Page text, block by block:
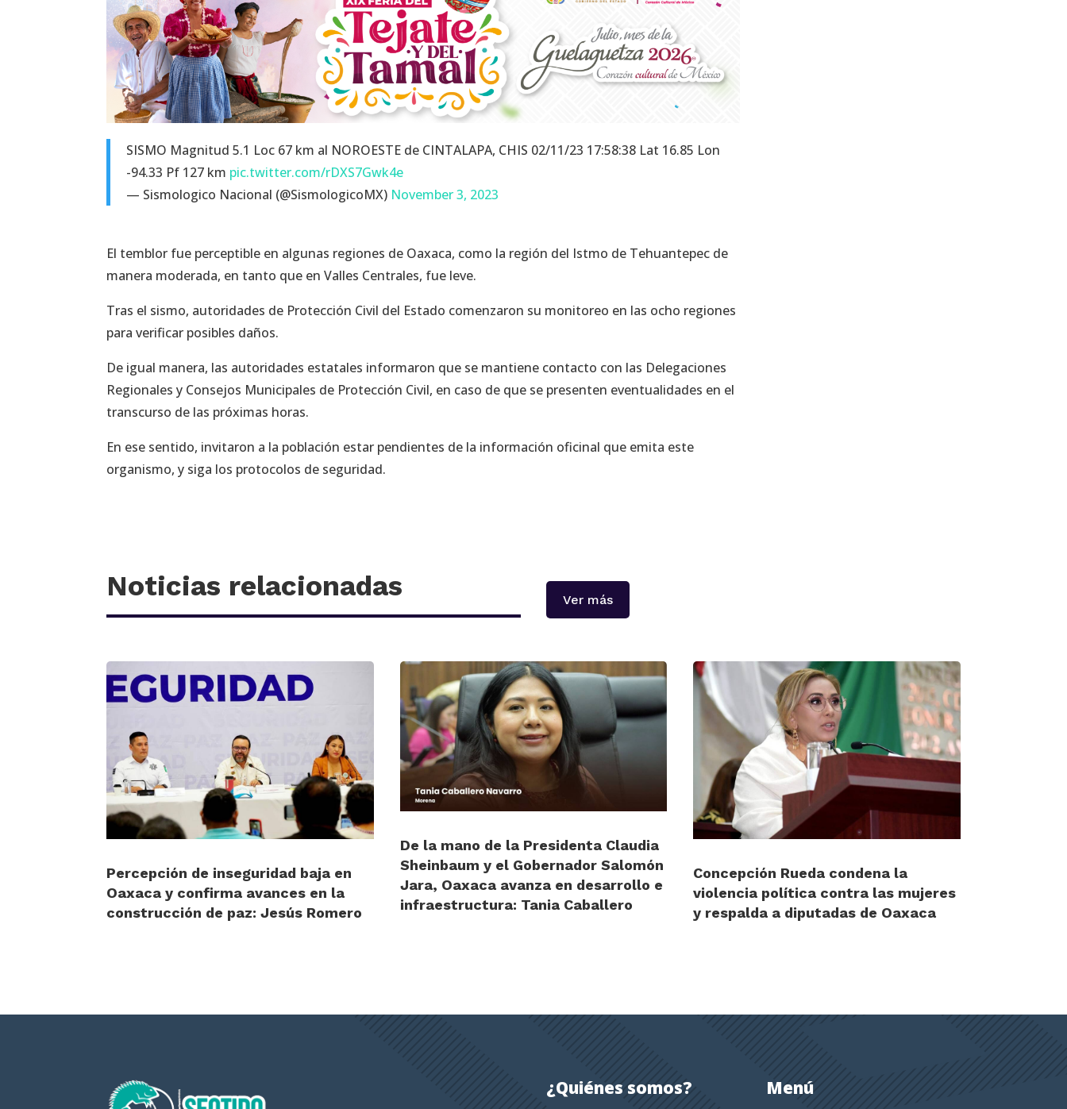
SISMO Magnitud 5.1 Loc 67 km al NOROESTE de CINTALAPA, CHIS 02/11/23 17:58:38 Lat 16.85 Lon
-94.33 Pf 127 km pic.twitter.com/rDXS7Gwk4e
— Sismologico Nacional (@SismologicoMX) November 3, 2023
El temblor fue perceptible en algunas regiones de Oaxaca, como la región del Istmo de Tehuantepec de
manera moderada, en tanto que en Valles Centrales, fue leve.
Tras el sismo, autoridades de Protección Civil del Estado comenzaron su monitoreo en las ocho regiones
para verificar posibles daños.
De igual manera, las autoridades estatales informaron que se mantiene contacto con las Delegaciones
Regionales y Consejos Municipales de Protección Civil, en caso de que se presenten eventualidades en el
transcurso de las próximas horas.
En ese sentido, invitaron a la población estar pendientes de la información oficinal que emita este
organismo, y siga los protocolos de seguridad.
Noticias relacionadas Ver más
Percepción de inseguridad baja en
Oaxaca y confirma avances en la
construcción de paz: Jesús Romero
De la mano de la Presidenta Claudia
Sheinbaum y el Gobernador Salomón
Jara, Oaxaca avanza en desarrollo e
infraestructura: Tania Caballero
Concepción Rueda condena la
violencia política contra las mujeres
y respalda a diputadas de Oaxaca
¿Quiénes somos? Menú